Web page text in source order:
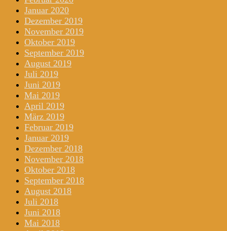
Januar 2020
Dezember 2019
November 2019
Oktober 2019
September 2019
August 2019
Juli 2019
Juni 2019
Mai 2019
April 2019
März 2019
Februar 2019
Januar 2019
Dezember 2018
November 2018
Oktober 2018
September 2018
August 2018
Juli 2018
Juni 2018
Mai 2018